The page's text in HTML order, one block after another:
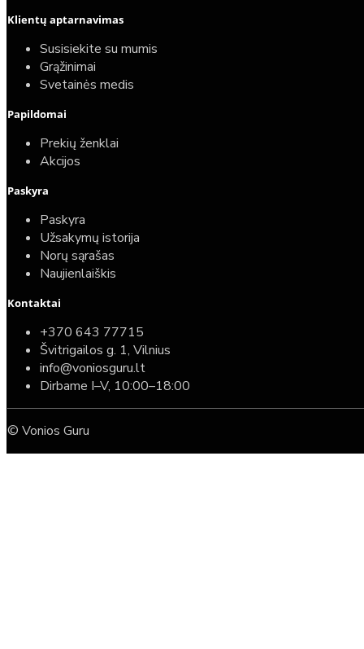
Klientų aptarnavimas
Susisiekite su mumis
Grąžinimai
Svetainės medis
Papildomai
Prekių ženklai
Akcijos
Paskyra
Paskyra
Užsakymų istorija
Norų sąrašas
Naujienlaiškis
Kontaktai
+370 643 77715
Švitrigailos g. 1, Vilnius
info@voniosguru.lt
Dirbame I–V, 10:00–18:00
© Vonios Guru